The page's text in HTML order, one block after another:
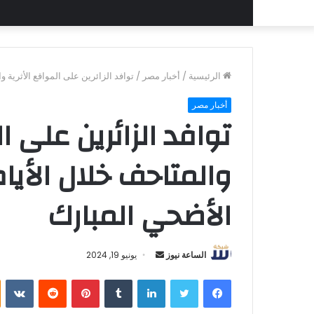
الرئيسية / أخبار مصر / ⁠توافد الزائرين على المواقع
أخبار مصر
⁠توافد الزائرين على
والمتاحف خلال
الأضحي المبارك
الساعة نيوز
أرسل
إلكترونيا
يونيو 19, 2024
فيسبوكتويتر لينكدإن بينتيريست